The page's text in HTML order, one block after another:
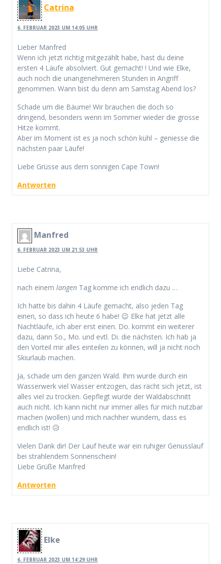
Catrina
6. FEBRUAR 2023 UM 14:05 UHR
Lieber Manfred
Wenn ich jetzt richtig mitgezählt habe, hast du deine
ersten 4 Läufe absolviert. Gut gemacht! ! Und wie Elke,
auch noch die unangenehmeren Stunden in Angriff
genommen. Wann bist du denn am Samstag Abend los?
Schade um die Bäume! Wir brauchen die doch so
dringend, besonders wenn im Sommer wieder die grosse
Hitze kommt.
Aber im Moment ist es ja noch schön kühl – geniesse die
nächsten paar Läufe!
Liebe Grüsse aus dem sonnigen Cape Town!
Antworten
Manfred
6. FEBRUAR 2023 UM 21:53 UHR
Liebe Catrina,
nach einem langen Tag komme ich endlich dazu …
Ich hatte bis dahin 4 Läufe gemacht, also jeden Tag
einen, so dass ich heute 6 habe! 😉 Elke hat jetzt alle
Nachtläufe, ich aber erst einen. Do. kommt ein weiterer
dazu, dann So., Mo. und evtl. Di. die nächsten. Ich hab ja
den Vorteil mir alles einteilen zu können, will ja nicht noch
Skiurlaub machen.
Ja, schade um den ganzen Wald. Ihm wurde durch ein
Wasserwerk viel Wasser entzogen, das rächt sich jetzt, ist
alles viel zu trocken. Gepflegt wurde der Waldabschnitt
auch nicht. Ich kann nicht nur immer alles für mich nutzbar
machen (wollen) und mich nachher wundern, dass es
endlich ist! 😥
Vielen Dank dir! Der Lauf heute war ein ruhiger Genusslauf
bei strahlendem Sonnenschein!
Liebe Grüße Manfred
Antworten
Elke
6. FEBRUAR 2023 UM 14:29 UHR